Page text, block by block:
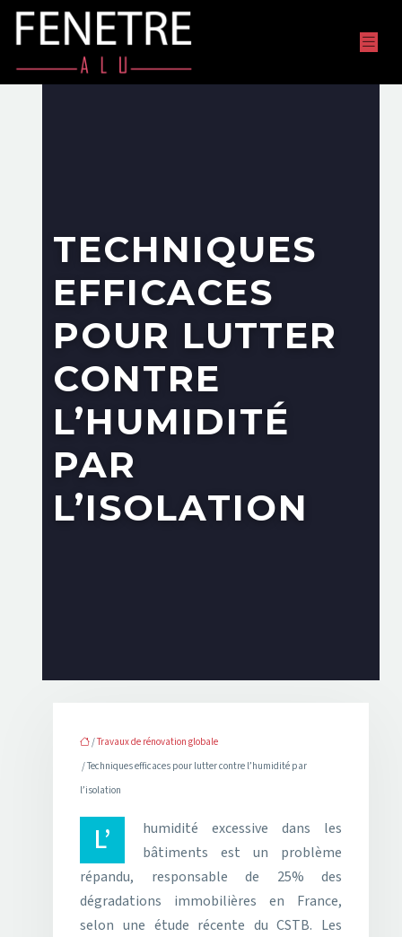
TECHNIQUES
EFFICACES
POUR LUTTER
CONTRE
L’HUMIDITÉ
PAR
L’ISOLATION
/Travaux de rénovation globale
/ Techniques efficaces pour lutter contre l’humidité par
l’isolation
L’humidité excessive dans les
bâtiments est un problème
répandu, responsable de 25% des
dégradations immobilières en France,
selon une étude récente du CSTB. Les